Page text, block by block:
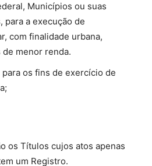
Municípios ou suas
para a execução de
com finalidade urbana,
menor renda.
os fins de exercício de
os Títulos cujos atos apenas
um Registro.